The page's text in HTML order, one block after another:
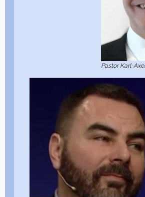
Pastor Karl-Axel